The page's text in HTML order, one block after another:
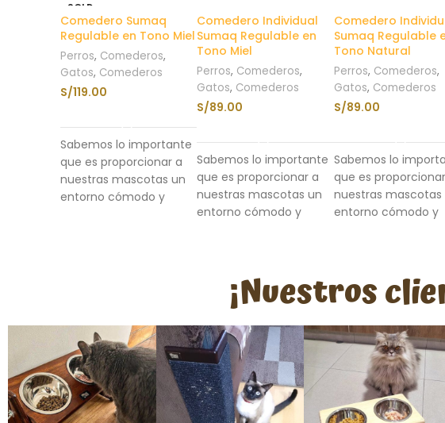
SOLD
OUT
Comedero Sumaq
Regulable en Tono Miel
Perros, Comederos,
Gatos, Comederos
S/119.00
Sabemos lo importante
que es proporcionar a
nuestras mascotas un
entorno cómodo y
regulable a la
comodidad de tu
mascota, teniendo
la altura ideal para
prevenir el reflujo
Comedero Individual
Sumaq Regulable en
Tono Miel
Perros, Comederos,
Gatos, Comederos
S/89.00
Sabemos lo importante
que es proporcionar a
nuestras mascotas un
entorno cómodo y
con nuestro Comedero
Individual Regulable
Conelevación
regulable a la
comodidad de tu
mascota, teniendo la
altura ideal para
Comedero
Sumaq Regulable
Tono Natural
Perros, Comederos,
Gatos, Comederos
S/89.00
Sabemos lo
que es
nuestras mascotas
entorno cómodo y
con nuestro
Individual Regulable
Conelevación
regulable a la
comodidad de tu
mascota,
altura ideal para
¡Nuestros